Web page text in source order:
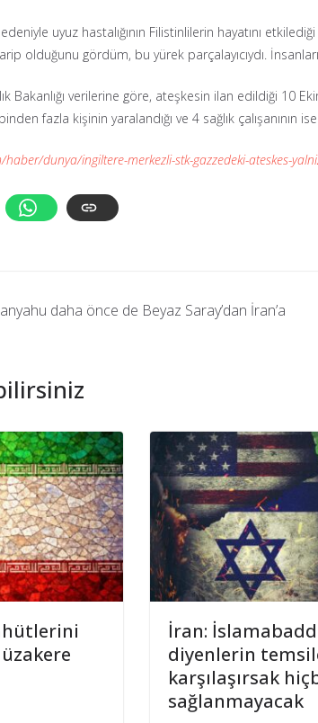
uyuz hastalığının Filistinlilerin hayatını
olduğunu gördüm, bu yürek parçalayıcıydı.
Bakanlığı verilerine göre, ateşkesin ilan edildiği 10
fazla kişinin yaralandığı ve 4 sağlık çalışanının
dunya/ingiltere-merkezli-stk-gazzedeki-ateskes-
daha önce de Beyaz Saray’dan İran’a
İran:
diyenlerin
karşılaşırsak
sağlanmayacak